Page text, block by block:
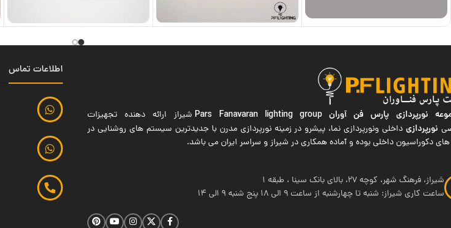
نورپردازی پارس فن آوران Pars Fanavaran lighting group شیراز ارائه دهنده تجهیزات
نورپردازیداخلی ونورپردازی نما، پیشرو در زمینه نورپردازی مدرن با جدیدترین سیستم های روشنایی در
های دکوراسیون داخلی بوده و آماده همکاری در شیراز و سراسر ایران می باشد.
شیراز، فرهنگ شهر، کوچه 27، بالای بانک سینا ، طبقه 1
ساعت کاری شیراز: شنبه تا چهارشنبه از ساعت 9 الی 18 پنج شنبه 9 الی 14
اطلاعات تماس